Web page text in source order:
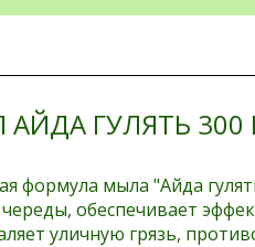
ГУЛЯТЬ 300
формула мыла "Айда
обеспечивает
уличную грязь,